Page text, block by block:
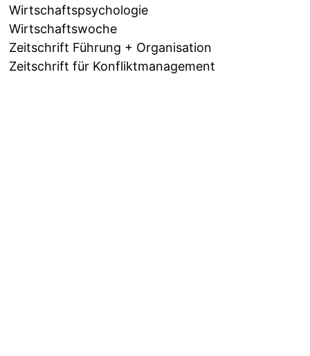
Wirtschaftspsychologie
Wirtschaftswoche
Zeitschrift Führung + Organisation
Zeitschrift für Konfliktmanagement